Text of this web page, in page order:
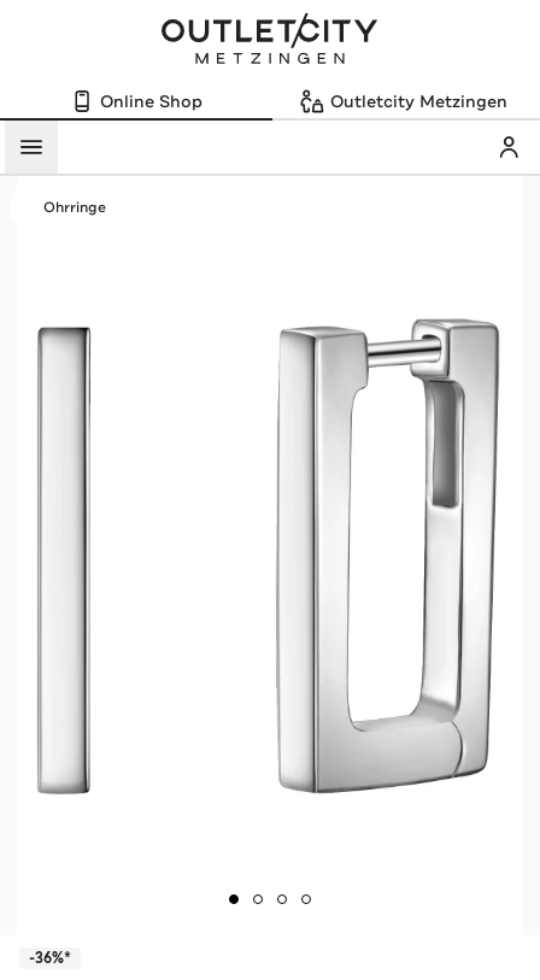
Online Shop Outletcity Metzingen
Menü
Ohrringe
-36%*